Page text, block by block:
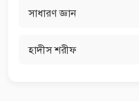
সাধারণ জ্ঞান
হাদীস শরীফ